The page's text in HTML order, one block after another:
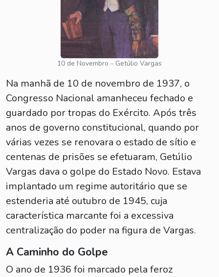
10 de Novembro - Getúlio Vargas
Na manhã de 10 de novembro de 1937, o
Congresso Nacional amanheceu fechado e
guardado por tropas do Exército. Após três
anos de governo constitucional, quando por
várias vezes se renovara o estado de sítio e
centenas de prisões se efetuaram, Getúlio
Vargas dava o golpe do Estado Novo. Estava
implantado um regime autoritário que se
estenderia até outubro de 1945, cuja
característica marcante foi a excessiva
centralização do poder na figura de Vargas.
A Caminho do Golpe
O ano de 1936 foi marcado pela feroz